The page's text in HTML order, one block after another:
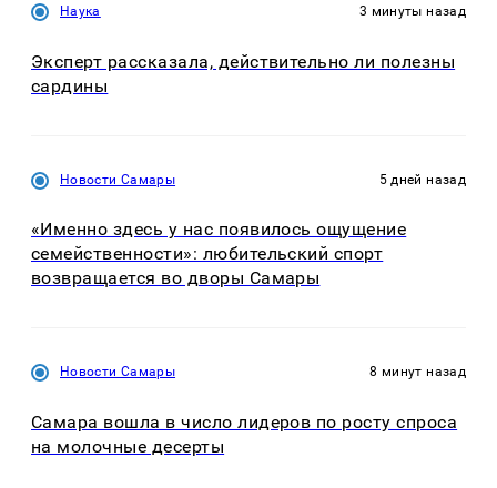
Наука 3 минуты назад
Эксперт рассказала, действительно ли полезны
сардины
Новости Самары 5 дней назад
«Именно здесь у нас появилось ощущение
семейственности»: любительский спорт
возвращается во дворы Самары
Новости Самары 8 минут назад
Самара вошла в число лидеров по росту спроса
на молочные десерты